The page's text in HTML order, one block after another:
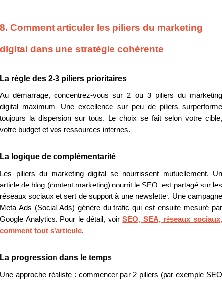
8. Comment articuler les piliers du marketing
digital dans une stratégie cohérente
La règle des 2-3 piliers prioritaires
Au démarrage, concentrez-vous sur 2 ou 3 piliers du marketing
digital maximum. Une excellence sur peu de piliers surperforme
toujours la dispersion sur tous. Le choix se fait selon votre cible,
votre budget et vos ressources internes.
La logique de complémentarité
Les piliers du marketing digital se nourrissent mutuellement. Un
article de blog (content marketing) nourrit le SEO, est partagé sur les
réseaux sociaux et sert de support à une newsletter. Une campagne
Meta Ads (Social Ads) génère du trafic qui est ensuite mesuré par
Google Analytics. Pour le détail, voirSEO, SEA, réseaux sociaux,
comment tout s'articule.
La progression dans le temps
Une approche réaliste : commencer par 2 piliers (par exemple SEO